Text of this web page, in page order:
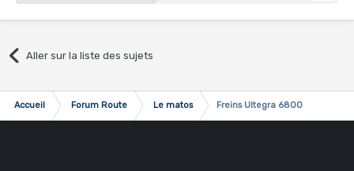
Aller sur la liste des sujets
Accueil Forum Route Le matos Freins Ultegra 6800